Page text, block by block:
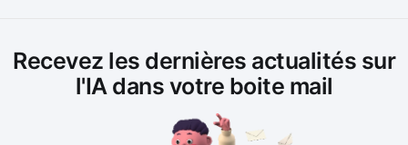
Recevez les dernières actualités sur
l'IA dans votre boite mail